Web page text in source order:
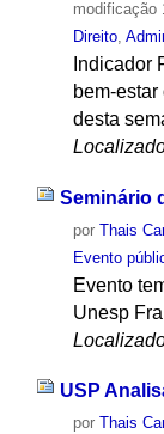
modificação
Direito,
Indicador
bem-
desta
Seminário
por Thais
Evento
Evento
Unesp
USP
por Thais